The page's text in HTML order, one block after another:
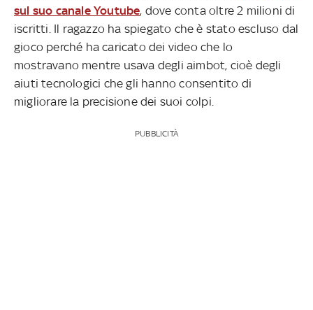
sul suo canale Youtube, dove conta oltre 2 milioni di
iscritti. Il ragazzo ha spiegato che è stato escluso dal
gioco perché ha caricato dei video che lo
mostravano mentre usava degli aimbot, cioè degli
aiuti tecnologici che gli hanno consentito di
migliorare la precisione dei suoi colpi.
PUBBLICITÀ